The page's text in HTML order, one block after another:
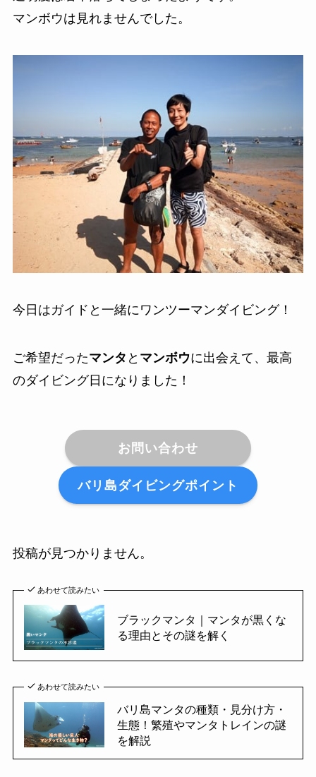
マンボウは見れませんでした。
今日はガイドと一緒にワンツーマンダイビング！
ご希望だったマンタ と マンボウに出会えて、最高
のダイビング日になりました！
お問い合わせ
バリ島ダイビングポイント
投稿が見つかりません。
あわせて読みたい
ブラックマンタ｜マンタが黒くな
る理由とその謎を解く
あわせて読みたい
バリ島マンタの種類・見分け方・
生態！繁殖やマンタトレインの謎
を解説